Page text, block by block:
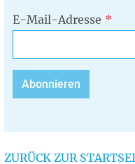
E-Mail-Adresse
ZURÜCK ZUR